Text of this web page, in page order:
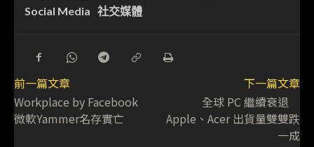
Social Media 社交媒體
前一篇文章
Workplace by Facebook
微軟Yammer名存實亡
下一篇文章
全球 PC 繼續衰退
Apple、Acer 出貨量雙雙跌
一成